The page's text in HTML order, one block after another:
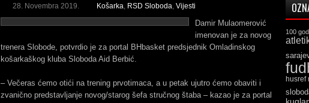
28. Novembra 2019. Košarka, RSD Sloboda, Vijesti
Damir Mulaomerović
imenovan je za novog
trenera Slobode, potvrdio je za portal BHbasket predsjednik Omladinskog
košarkaškog kluba Sloboda Aid Berbić.
– Večeras ćemo otići na trening prvotimaca, a u petak ujutro ćemo obaviti i
zvanično predstavljanje novog/starog šefa stručnog štaba – kazao je za portal
100
husref